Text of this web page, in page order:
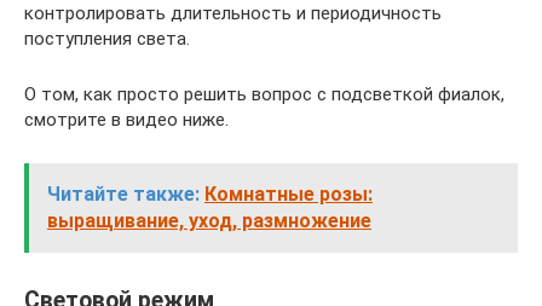
контролировать длительность и периодичность
поступления света.
О том, как просто решить вопрос с подсветкой фиалок,
смотрите в видео ниже.
Читайте также: Комнатные розы:
выращивание, уход, размножение
Световой режим